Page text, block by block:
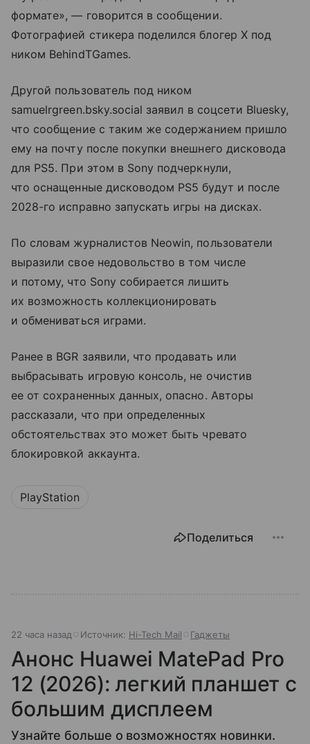
формате», — говорится в сообщении.
Фотографией стикера поделился блогер X под
ником BehindTGames.
Другой пользователь под ником
samuelrgreen.bsky.social заявил в соцсети Bluesky,
что сообщение с таким же содержанием пришло
ему на почту после покупки внешнего дисковода
для PS5. При этом в Sony подчеркнули,
что оснащенные дисководом PS5 будут и после
2028-го исправно запускать игры на дисках.
По словам журналистов Neowin, пользователи
выразили свое недовольство в том числе
и потому, что Sony собирается лишить
их возможность коллекционировать
и обмениваться играми.
Ранее в BGR заявили, что продавать или
выбрасывать игровую консоль, не очистив
ее от сохраненных данных, опасно. Авторы
рассказали, что при определенных
обстоятельствах это может быть чревато
блокировкой аккаунта.
PlayStation
Поделиться
22 часа назад Источник: Hi-Tech Mail Гаджеты
Анонс Huawei MatePad Pro
12 (2026): легкий планшет с
большим дисплеем
Узнайте больше о возможностях новинки.